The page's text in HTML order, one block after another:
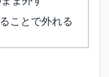
ことで外れる